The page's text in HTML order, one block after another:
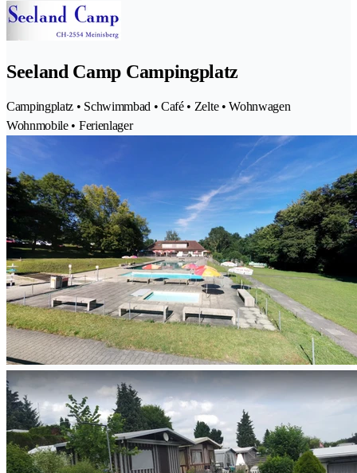
Seeland Camp Campingplatz
Campingplatz • Schwimmbad • Café • Zelte • Wohnwagen
Wohnmobile • Ferienlager